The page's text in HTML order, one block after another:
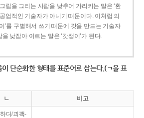
림을 그리는 사람을 낮추어 가리키는 말은 ‘환
업적인 기술자가 아니기 때문이다. 이처럼 의
’를 구별해서 쓰기 때문에 갓을 만드는 기술자
을 낮잡아 이르는 말은 ‘갓쟁이’가 된다.
이 단순화한 형태를 표준어로 삼는다.(ㄱ을 표
ㄴ 비고
다/괴팩-